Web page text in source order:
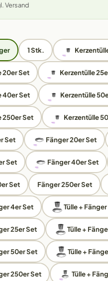
Versand
1 Stk.
20er Set Kerzentülle
40er Set Kerzentülle
250er Set Kerzentülle
Set Fänger 20er Set
Set Fänger 40er Set
Set Fänger 250er Set
4er Set Tülle +
25er Set Tülle +
50er Set Tülle +
250er Set Tülle +